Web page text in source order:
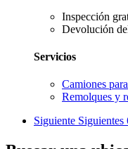
Inspección
Devolución
Servicios
Camiones
Remolques y
Siguiente Siguientes